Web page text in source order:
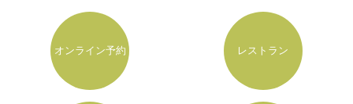
オンライン予約 レストラン